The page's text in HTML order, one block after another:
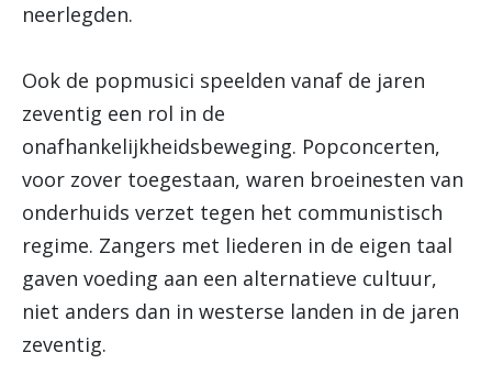
neerlegden.
Ook de popmusici speelden vanaf de jaren
zeventig een rol in de
onafhankelijkheidsbeweging. Popconcerten,
voor zover toegestaan, waren broeinesten van
onderhuids verzet tegen het communistisch
regime. Zangers met liederen in de eigen taal
gaven voeding aan een alternatieve cultuur,
niet anders dan in westerse landen in de jaren
zeventig.